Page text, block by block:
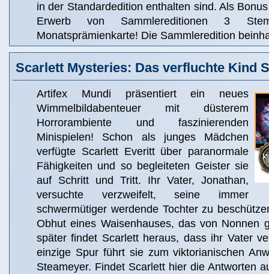
in der Standardedition enthalten sind. Als
Erwerb von Sammlereditionen 3
Monatsprämienkarte! Die Sammleredition
Scarlett Mysteries: Das verfluchte Kind
Artifex Mundi präsentiert ein neues
Wimmelbildabenteuer mit düsterem
Horrorambiente und faszinierenden
Minispielen! Schon als junges Mädchen
verfügte Scarlett Everitt über paranormale
Fähigkeiten und so begleiteten Geister sie
auf Schritt und Tritt. Ihr Vater, Jonathan,
versuchte verzweifelt, seine immer
schwermütiger werdende Tochter zu
Obhut eines Waisenhauses, das von Nonnen
später findet Scarlett heraus, dass ihr Vater
einzige Spur führt sie zum viktorianischen
Steameyer. Findet Scarlett hier die Antworten